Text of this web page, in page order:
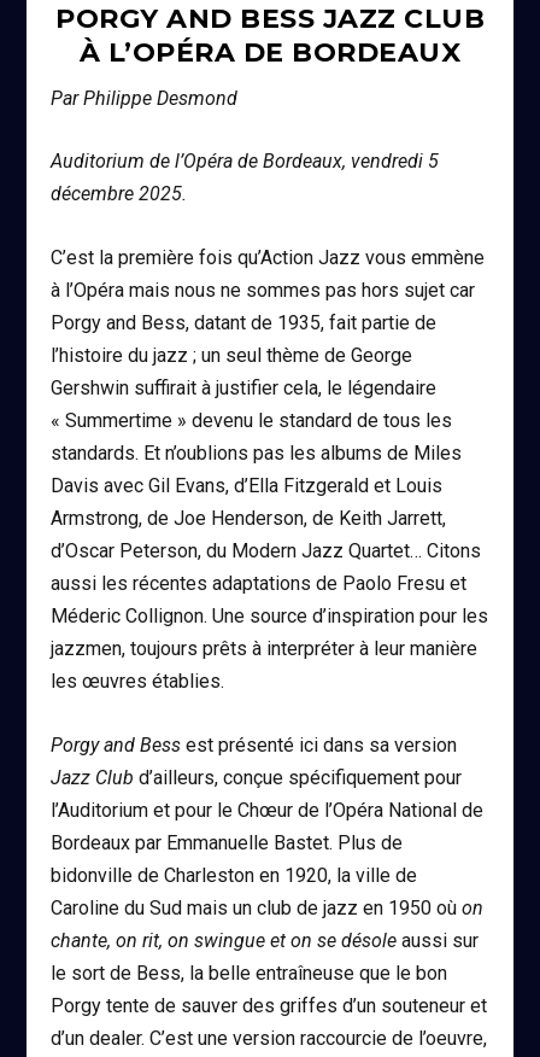
PORGY AND BESS JAZZ CLUB
À L’OPÉRA DE BORDEAUX
Par Philippe Desmond
Auditorium de l’Opéra de Bordeaux, vendredi 5
décembre 2025.
C’est la première fois qu’Action Jazz vous emmène
à l’Opéra mais nous ne sommes pas hors sujet car
Porgy and Bess, datant de 1935, fait partie de
l’histoire du jazz ; un seul thème de George
Gershwin suffirait à justifier cela, le légendaire
« Summertime » devenu le standard de tous les
standards. Et n’oublions pas les albums de Miles
Davis avec Gil Evans, d’Ella Fitzgerald et Louis
Armstrong, de Joe Henderson, de Keith Jarrett,
d’Oscar Peterson, du Modern Jazz Quartet… Citons
aussi les récentes adaptations de Paolo Fresu et
Méderic Collignon. Une source d’inspiration pour les
jazzmen, toujours prêts à interpréter à leur manière
les œuvres établies.
Porgy and Bess est présenté ici dans sa version
Jazz Club d’ailleurs, conçue spécifiquement pour
l’Auditorium et pour le Chœur de l’Opéra National de
Bordeaux par Emmanuelle Bastet. Plus de
bidonville de Charleston en 1920, la ville de
Caroline du Sud mais un club de jazz en 1950 où on
chante, on rit, on swingue et on se désole aussi sur
le sort de Bess, la belle entraîneuse que le bon
Porgy tente de sauver des griffes d’un souteneur et
d’un dealer. C’est une version raccourcie de l’oeuvre,